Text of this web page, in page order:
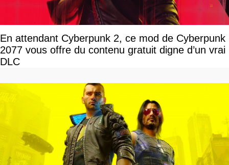
En attendant Cyberpunk 2, ce mod de Cyberpunk
2077 vous offre du contenu gratuit digne d’un vrai
DLC